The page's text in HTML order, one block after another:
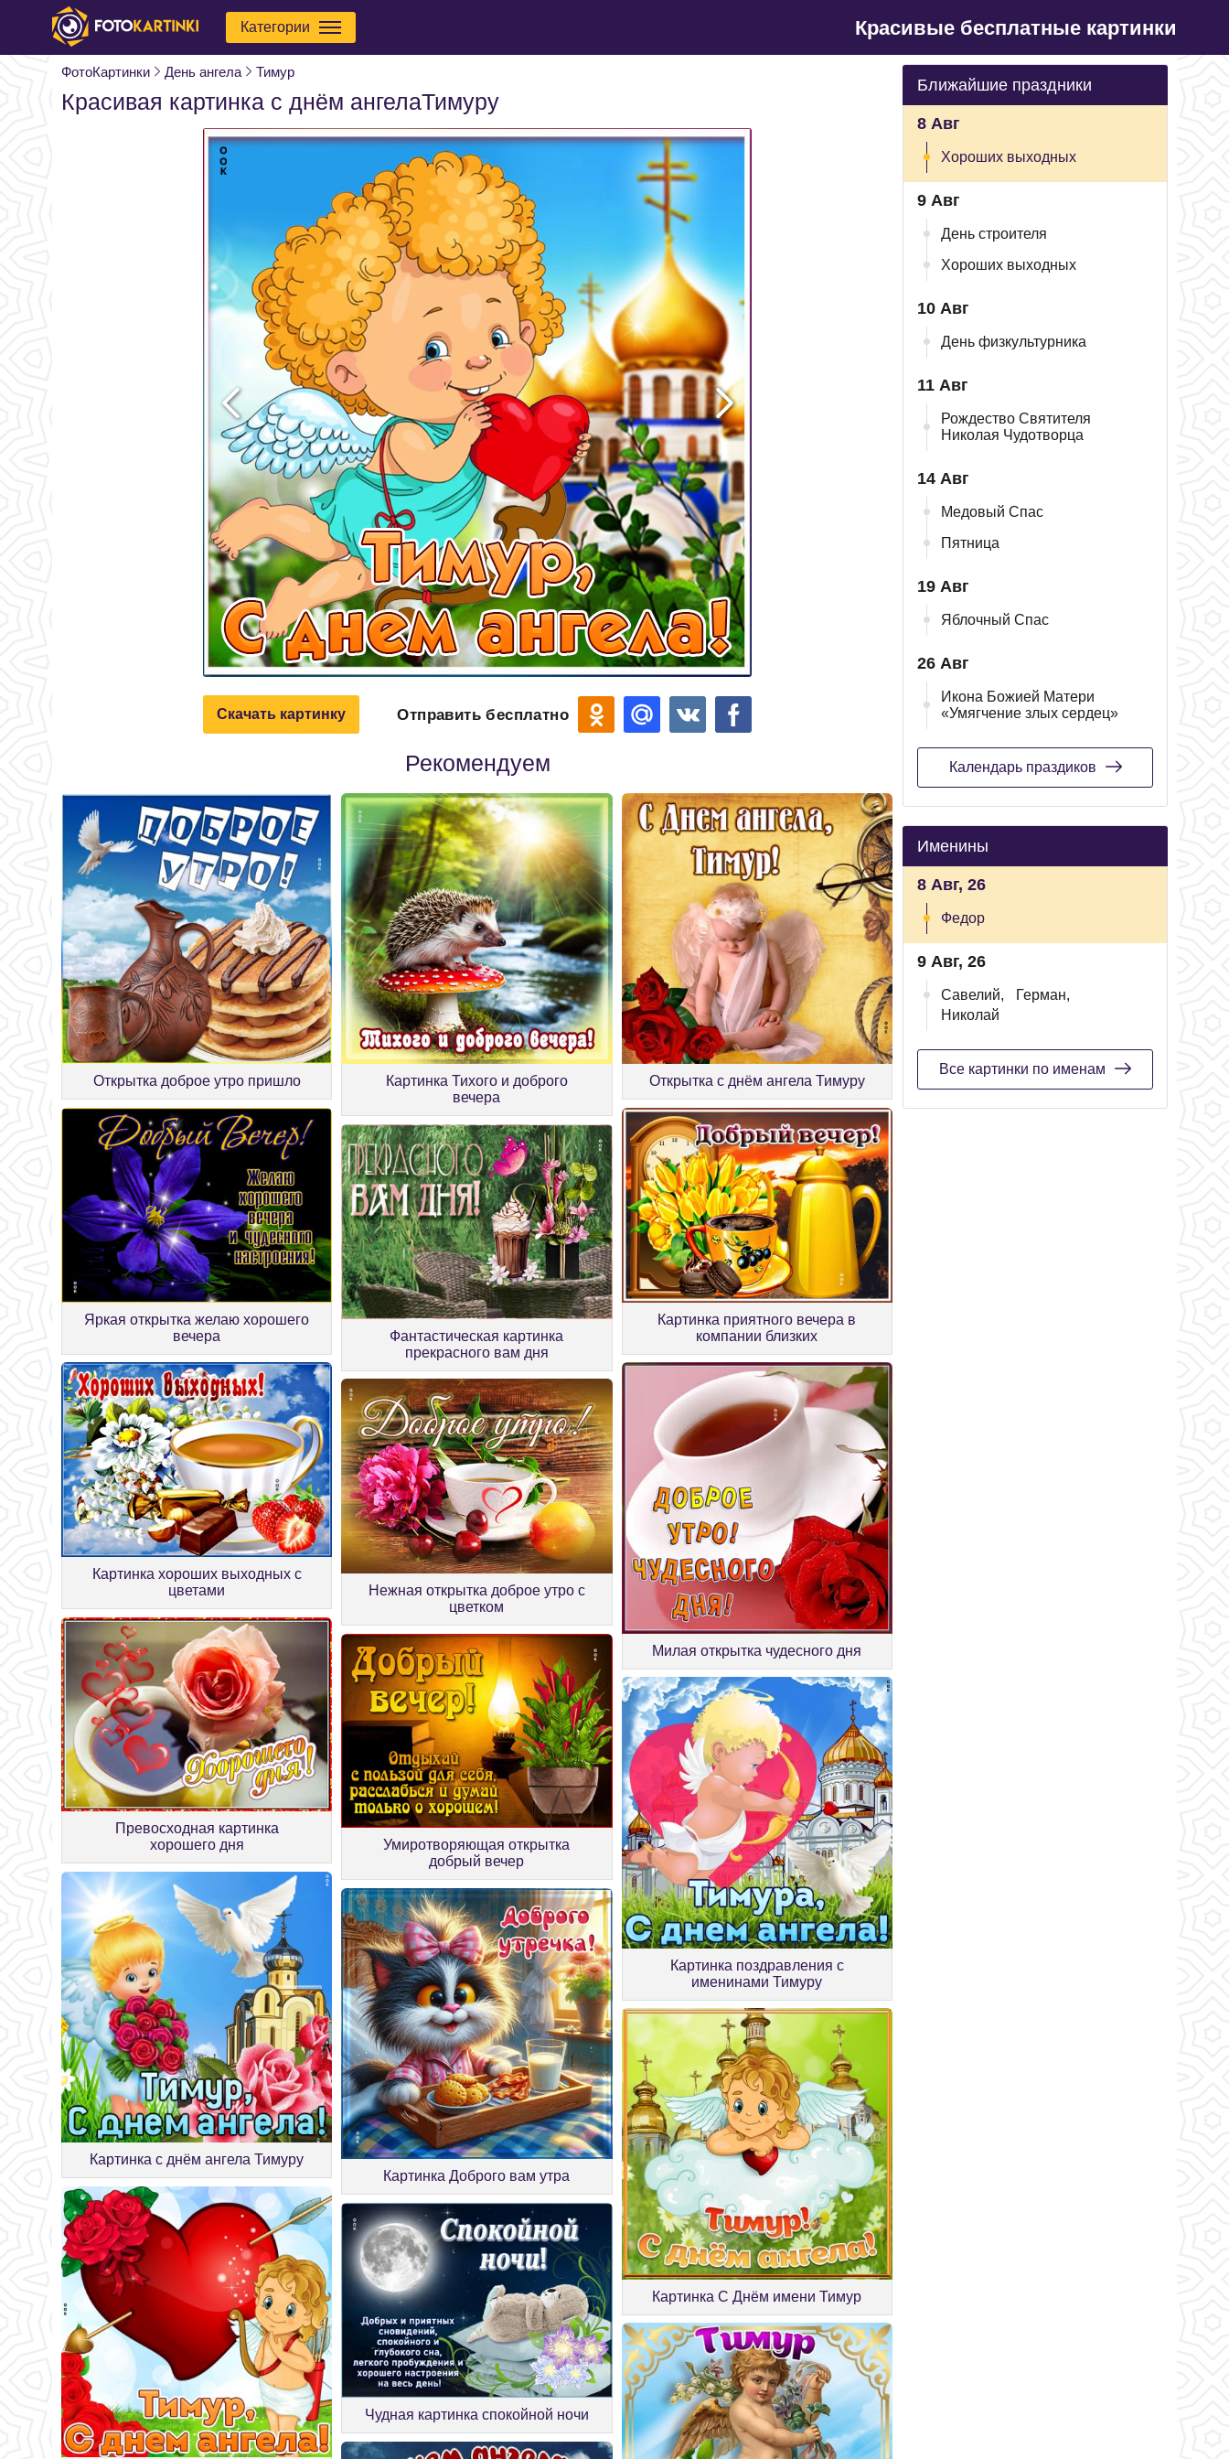
Категории Красивые бесплатные картинки
ФотоКартинки День ангела Тимур
Красивая картинка с днём ангелаТимуру
Скачать картинку Отправить бесплатно
Рекомендуем
Открытка доброе утро пришло
Картинка Тихого и доброго
вечера
Открытка с днём ангела Тимуру
Яркая открытка желаю хорошего
вечера
Фантастическая картинка
прекрасного вам дня
Картинка приятного вечера в
компании близких
Картинка хороших выходных с
цветами
Нежная открытка доброе утро с
цветком
Милая открытка чудесного дня
Превосходная картинка
хорошего дня
Умиротворяющая открытка
добрый вечер
Картинка поздравления с
именинами Тимуру
Картинка с днём ангела Тимуру
Картинка Доброго вам утра
Картинка С Днём имени Тимур
Чудная картинка спокойной ночи
Ближайшие праздники
8 Авг
Хороших выходных
9 Авг
День строителя
Хороших выходных
10 Авг
День физкультурника
11 Авг
Рождество Святителя
Николая Чудотворца
14 Авг
Медовый Спас
Пятница
19 Авг
Яблочный Спас
26 Авг
Икона Божией Матери
«Умягчение злых сердец»
Календарь праздиков
Именины
8 Авг, 26
Федор
9 Авг, 26
Савелий,
Герман,
Николай
Все картинки по именам